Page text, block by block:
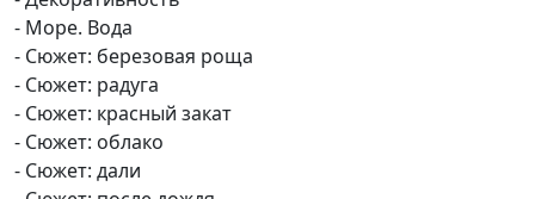
- Море. Вода
- Сюжет: березовая роща
- Сюжет: радуга
- Сюжет: красный закат
- Сюжет: облако
- Сюжет: дали